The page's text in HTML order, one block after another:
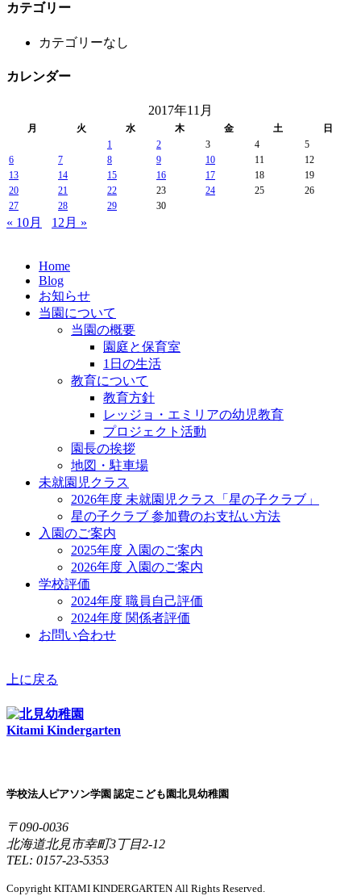
カテゴリー
カテゴリーなし
カレンダー
2017年11月
月 火 水 木 金 土
日
1
2 3 4
5
6
7 8 9 10 11
12
13
14 15 16 17 18
19
20
21 22 23 24 25
26
27
28 29 30
« 10月 12月 »
Home
Blog
お知らせ
当園について
当園の概要
園庭と保育室
1日の生活
教育について
教育方針
レッジョ・エミリアの幼児教育
プロジェクト活動
園長の挨拶
地図・駐車場
未就園児クラス
2026年度 未就園児クラス「星の子クラブ」
星の子クラブ 参加費のお支払い方法
入園のご案内
2025年度 入園のご案内
2026年度 入園のご案内
学校評価
2024年度 職員自己評価
2024年度 関係者評価
お問い合わせ
上に戻る
Kitami Kindergarten
学校法人ピアソン学園 認定こども園北見幼稚園
〒090-0036
北海道北見市幸町3丁目2-12
TEL: 0157-23-5353
Copyright KITAMI KINDERGARTEN All Rights Reserved.